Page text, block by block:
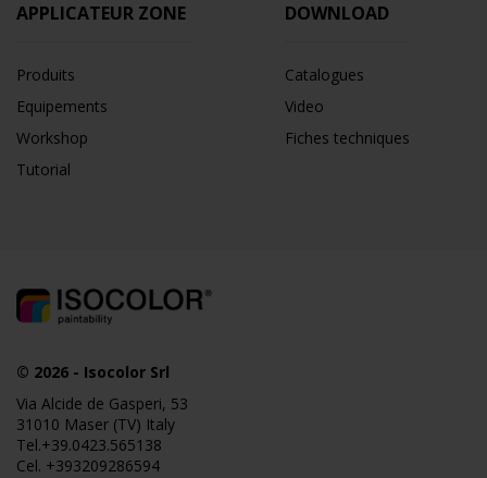
APPLICATEUR ZONE
Produits
Equipements
Workshop
Tutorial
DOWNLOAD
Catalogues
Video
Fiches techniques
© 2026 - Isocolor Srl
Via Alcide de Gasperi, 53
31010 Maser (TV) Italy
Tel.+39.0423.565138
Cel. +393209286594